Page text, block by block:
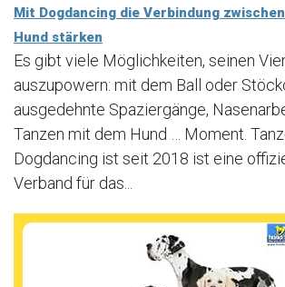
Mit Dogdancing die Verbindung
Hund stärken
Es gibt viele Möglichkeiten, seinen
auszupowern: mit dem Ball oder
ausgedehnte Spaziergänge,
Tanzen mit dem Hund … Moment.
Dogdancing ist seit 2018 ist eine
Verband für das...